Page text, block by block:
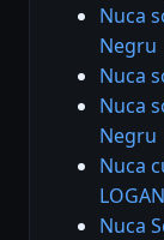
Nuca
Negru
Nuca
Nuca
Negru
Nuca
Nuca